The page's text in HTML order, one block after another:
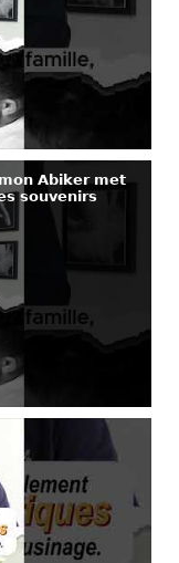
𝗔𝗯𝗶𝗸𝗲𝗿 𝗺𝗲𝘁
𝘀𝗼𝘂𝘃𝗲𝗻𝗶𝗿𝘀